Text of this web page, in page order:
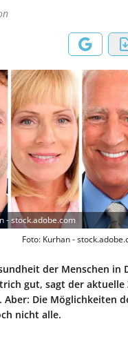
- stock.adobe.com
Foto: Kurhan -
der Menschen in
gut, sagt der aktuelle
Aber: Die Möglichkeiten
nicht alle.